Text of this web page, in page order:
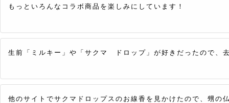
もっといろんなコラボ商品を楽しみにしています！
生前「ミルキー」や「サクマ ドロップ」が好きだったので、
他のサイトでサクマドロップスのお線香を見かけたので、甥の